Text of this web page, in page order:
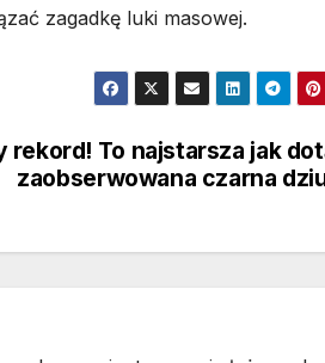
zagadkę luki masowej.
rekord! To najstarsza jak
zaobserwowana czarna